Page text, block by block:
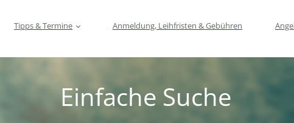
Tipps & Termine Anmeldung, Leihfristen & Gebühren
Einfache Suche